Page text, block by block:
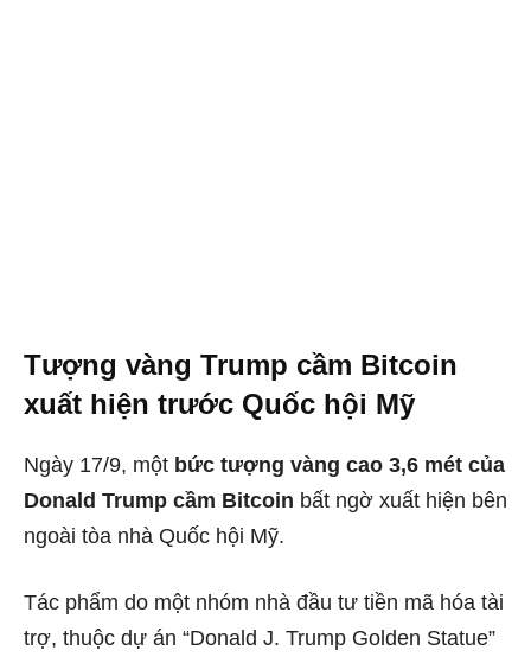
Tượng vàng Trump cầm Bitcoin
xuất hiện trước Quốc hội Mỹ
Ngày 17/9, một bức tượng vàng cao 3,6 mét của
Donald Trump cầm Bitcoin bất ngờ xuất hiện bên
ngoài tòa nhà Quốc hội Mỹ.
Tác phẩm do một nhóm nhà đầu tư tiền mã hóa tài
trợ, thuộc dự án “Donald J. Trump Golden Statue”